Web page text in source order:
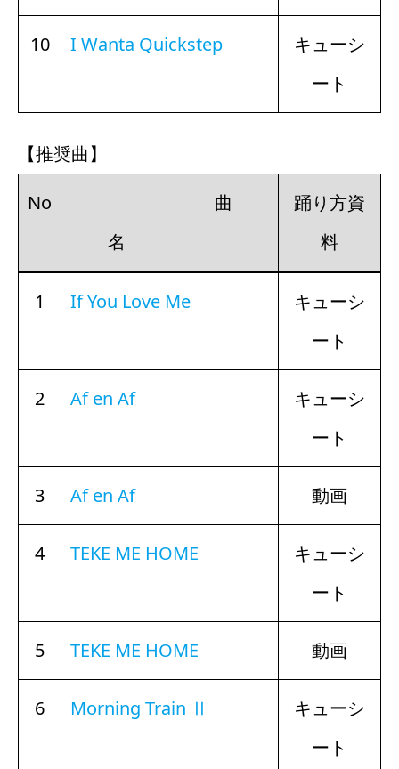
10 I Wanta Quickstep
キューシ
ート
【推奨曲】
No
曲
名
踊り方資
料
1 If You Love Me
キューシ
ート
2 Af en Af
キューシ
ート
3 Af en Af 動画
4 TEKE ME HOME
キューシ
ート
5 TEKE ME HOME 動画
6 Morning Train Ⅱ
キューシ
ート